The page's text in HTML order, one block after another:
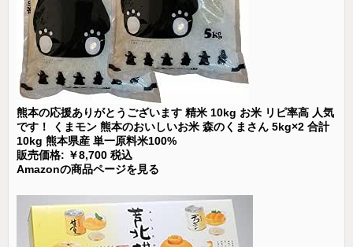
熊本の応援ありがとうございます 精米 10kg お米 リピ率高 人気
です！ くまモン 熊本のおいしいお米 森のくまさん 5kg×2 合計
10kg 熊本県産 単一原料米100%
販売価格: ￥8,700 税込
Amazonの商品ページを見る